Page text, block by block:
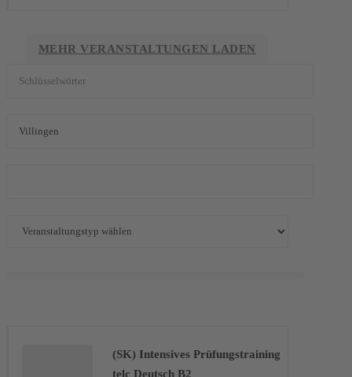
MEHR VERANSTALTUNGEN LADEN
(SK) Intensives Prüfungstraining
telc Deutsch B2